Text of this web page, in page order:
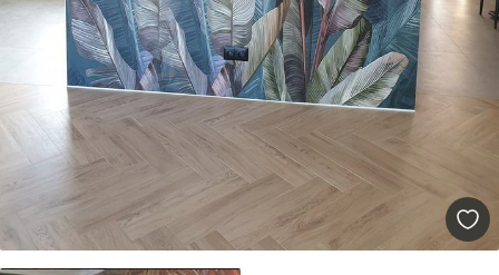
Premium vinyl
.0039.00 €/m²
Peel and Stick
.6548 €